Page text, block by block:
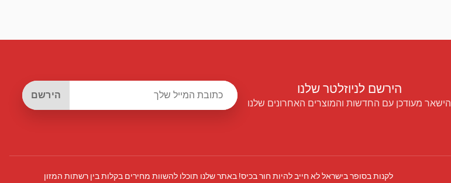
הירשם לניוזלטר שלנו
הישאר מעודכן עם החדשות והמוצרים האחרונים שלנו
הירשם
לקנות בסופר בישראל לא חייב להיות חור בכיס! באתר שלנו תוכלו להשוות מחירים בקלות בין רשתות המזון